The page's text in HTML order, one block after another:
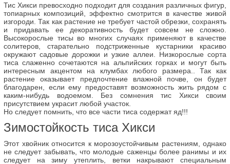
Тис Хикси превосходно подходит для создания различных фигур,
топиарных композиций, эффектно смотрится в качестве живой
изгороди. Так как растение не требует частой обрезки, сохранять
и придавать ее декоративность будет совсем не сложно.
Высокорослые тисы во многих случаях применяют в качестве
солитеров, старательно подстриженные кустарники красиво
окружают садовые дорожки и узкие аллеи. Низкорослые сорта
тиса слаженно сочетаются на альпийских горках и могут быть
интересным акцентом на клумбах любого размера.. Так как
растение оказывает предпочтение влажной почве, он будет
благодарен, если ему предоставят возможность жить рядом с
каким-нибудь водоемом. Без сомнения тис Хикси своим
присутствием украсит любой участок.
Но следует помнить, что все части тиса содержат яд!!!
Зимостойкость тиса Хикси
Этот хвойник относится к морозоустойчивым растениям, однако
не следует забывать, что молодые саженцы более ранимы и их
следует на зиму утеплить, ветки накрывают специальным